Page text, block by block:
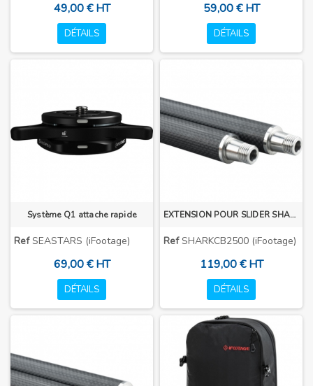
49,00 € HT
DÉTAILS
59,00 € HT
DÉTAILS
Système Q1 attache rapide
RefSEASTARS (iFootage)
69,00 € HT
DÉTAILS
EXTENSION POUR SLIDER SHARK S1S
RefSHARKCB2500 (iFootage)
119,00 € HT
DÉTAILS